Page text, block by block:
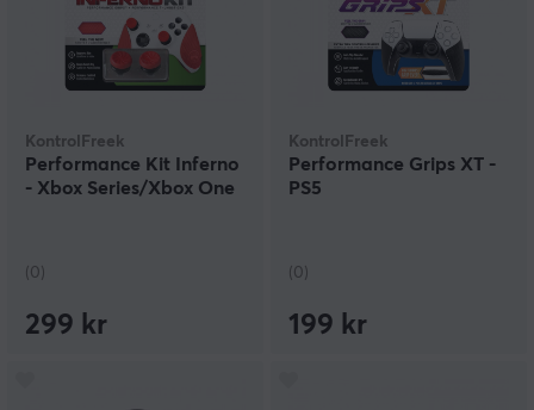
KontrolFreek
Performance Kit Inferno
- Xbox Series/Xbox One
(0)
299 kr
KontrolFreek
Performance Grips XT -
PS5
(0)
199 kr